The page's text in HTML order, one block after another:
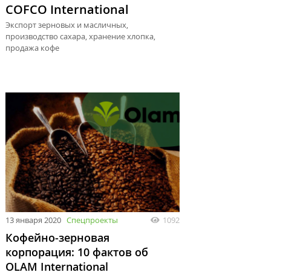
COFCO International
Экспорт зерновых и масличных,
производство сахара, хранение хлопка,
продажа кофе
13 января 2020 Спецпроекты 1092
Кофейно-зерновая
корпорация: 10 фактов об
OLAM International